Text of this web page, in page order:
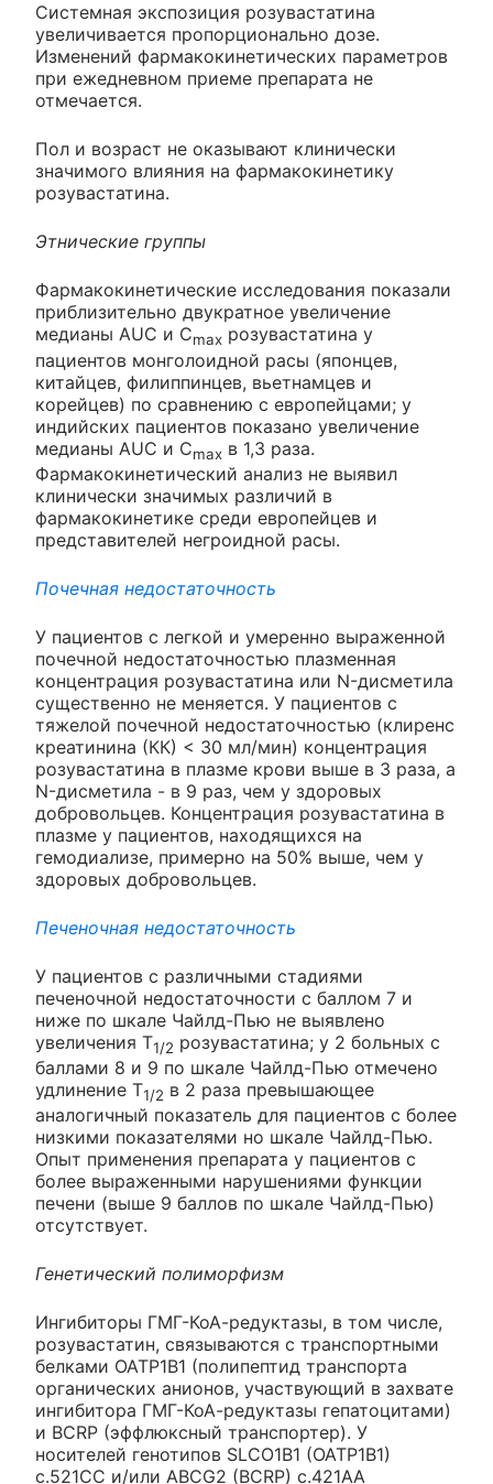
Системная экспозиция розувастатина
увеличивается пропорционально дозе.
Изменений фармакокинетических параметров
при ежедневном приеме препарата не
отмечается.
Пол и возраст не оказывают клинически
значимого влияния на фармакокинетику
розувастатина.
Этнические группы
Фармакокинетические исследования показали
приблизительно двукратное увеличение
медианы AUC и Cmax розувастатина у
пациентов монголоидной расы (японцев,
китайцев, филиппинцев, вьетнамцев и
корейцев) по сравнению с европейцами; у
индийских пациентов показано увеличение
медианы AUC и Сmax в 1,3 раза.
Фармакокинетический анализ не выявил
клинически значимых различий в
фармакокинетике среди европейцев и
представителей негроидной расы.
Почечная недостаточность
У пациентов с легкой и умеренно выраженной
почечной недостаточностью плазменная
концентрация розувастатина или N-дисметила
существенно не меняется. У пациентов с
тяжелой почечной недостаточностью (клиренс
креатинина (КК) < 30 мл/мин) концентрация
розувастатина в плазме крови выше в 3 раза, а
N-дисметила - в 9 раз, чем у здоровых
добровольцев. Концентрация розувастатина в
плазме у пациентов, находящихся на
гемодиализе, примерно на 50% выше, чем у
здоровых добровольцев.
Печеночная недостаточность
У пациентов с различными стадиями
печеночной недостаточности с баллом 7 и
ниже по шкале Чайлд-Пью не выявлено
увеличения T1/2 розувастатина; у 2 больных с
баллами 8 и 9 по шкале Чайлд-Пью отмечено
удлинение T1/2 в 2 раза превышающее
аналогичный показатель для пациентов с более
низкими показателями но шкале Чайлд-Пью.
Опыт применения препарата у пациентов с
более выраженными нарушениями функции
печени (выше 9 баллов по шкале Чайлд-Пью)
отсутствует.
Генетический полиморфизм
Ингибиторы ГМГ-КоА-редуктазы, в том числе,
розувастатин, связываются с транспортными
белками OATP1B1 (полипептид транспорта
органических анионов, участвующий в захвате
ингибитора ГМГ-КоА-редуктазы гепатоцитами)
и BCRP (эффлюксный транспортер). У
носителей генотипов SLCO1B1 (OATP1B1)
с.521СС и/или ABCG2 (BCRP) с.421AA